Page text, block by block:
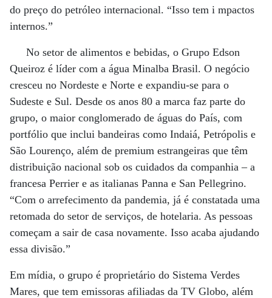
do preço do petróleo internacional. “Isso tem i mpactos
internos.”
No setor de alimentos e bebidas, o Grupo Edson
Queiroz é líder com a água Minalba Brasil. O negócio
cresceu no Nordeste e Norte e expandiu-se para o
Sudeste e Sul. Desde os anos 80 a marca faz parte do
grupo, o maior conglomerado de águas do País, com
portfólio que inclui bandeiras como Indaiá, Petrópolis e
São Lourenço, além de premium estrangeiras que têm
distribuição nacional sob os cuidados da companhia – a
francesa Perrier e as italianas Panna e San Pellegrino.
“Com o arrefecimento da pandemia, já é constatada uma
retomada do setor de serviços, de hotelaria. As pessoas
começam a sair de casa novamente. Isso acaba ajudando
essa divisão.”
Em mídia, o grupo é proprietário do Sistema Verdes
Mares, que tem emissoras afiliadas da TV Globo, além